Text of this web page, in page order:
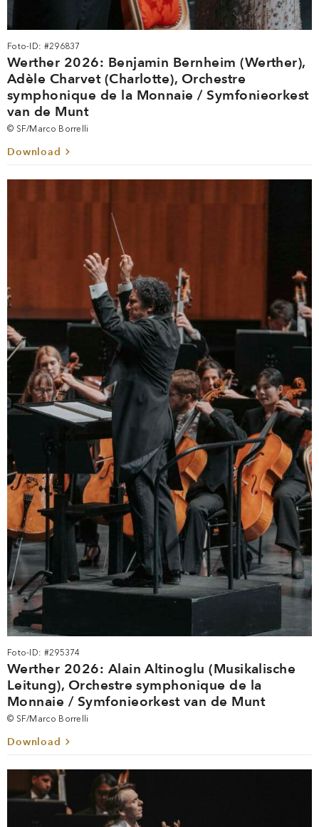
Foto-ID: #296837
Werther 2026: Benjamin Bernheim (Werther),
Adèle Charvet (Charlotte), Orchestre
symphonique de la Monnaie / Symfonieorkest
van de Munt
© SF/Marco Borrelli
Download
Foto-ID: #295374
Werther 2026: Alain Altinoglu (Musikalische
Leitung), Orchestre symphonique de la
Monnaie / Symfonieorkest van de Munt
© SF/Marco Borrelli
Download